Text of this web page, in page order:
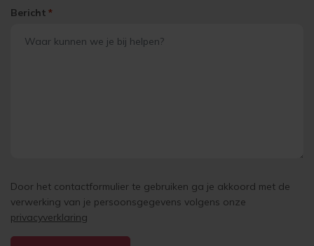
Bericht *
Door het contactformulier te gebruiken ga je akkoord met de
verwerking van je persoonsgegevens volgens onze
privacyverklaring